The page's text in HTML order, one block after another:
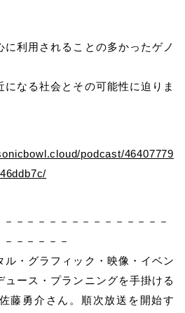
利用されることの多かったゲノ
なる社会とその可能性に迫りま
podcast/46407779
－－－－－－－－－－－－－－
－－－－－
ル・グラフィック・映像・イベン
ュース・プランニングを手掛ける
藤勇介さん。順次放送を開始す